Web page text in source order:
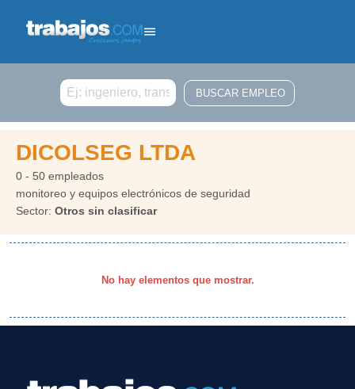
Buscar
DICOLSEG LTDA
0 - 50 empleados
monitoreo y equipos electrónicos de seguridad
Sector: Otros sin clasificar
No hay elementos que mostrar.